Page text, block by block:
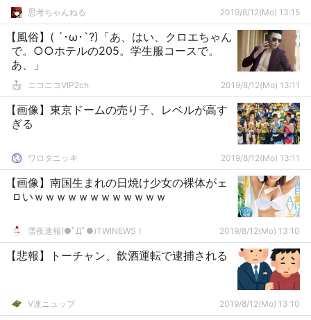
思考ちゃんねる 2019/8/12(Mo) 13:15
【風俗】( ´･ω･`?)「あ、はい、クロエちゃん
で。○○ホテルの205。学生服コースで。
あ、」
ニコニコVIP2ch 2019/8/12(Mo) 13:11
【画像】東京ドームの売り子、レベルが高す
ぎる
ワロタニッキ 2019/8/12(Mo) 13:11
【画像】南国生まれの日焼け少女の裸体がェ
ㇿいｗｗｗｗｗｗｗｗｗｗｗｗ
雪夜速報(●ﾟДﾟ●)TWINEWS！ 2019/8/12(Mo) 13:10
【悲報】トーチャン、飲酒運転で逮捕される
V速ニュップ 2019/8/12(Mo) 13:10